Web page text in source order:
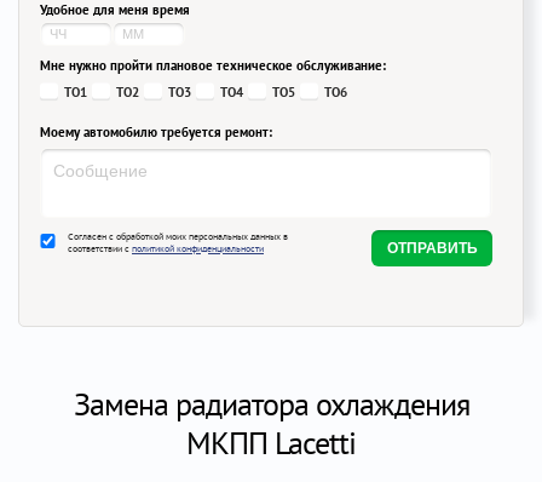
Удобное для меня время
Мне нужно пройти плановое техническое обслуживание:
ТО1
ТО2 ТО3 ТО4 ТО5 ТО6
Моему автомобилю требуется ремонт:
Согласен с обработкой моих персональных данных в
соответствии с политикой конфиденциальности
Замена радиатора охлаждения
МКПП Lacetti